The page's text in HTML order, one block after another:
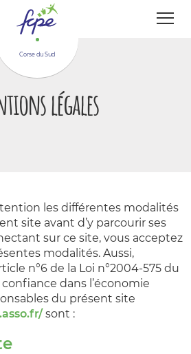
Corse du Sud
légales
les différentes modalités
site avant d’y parcourir ses
sur ce site, vous acceptez
modalités. Aussi,
n°6 de la Loi n°2004-575 du
dans l’économie
du présent site
sont :
cookies